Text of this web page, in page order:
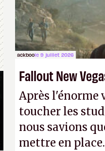
ackboole 9 juillet 2026
Fallout New
Après l'énorme
toucher les
nous savions
mettre en